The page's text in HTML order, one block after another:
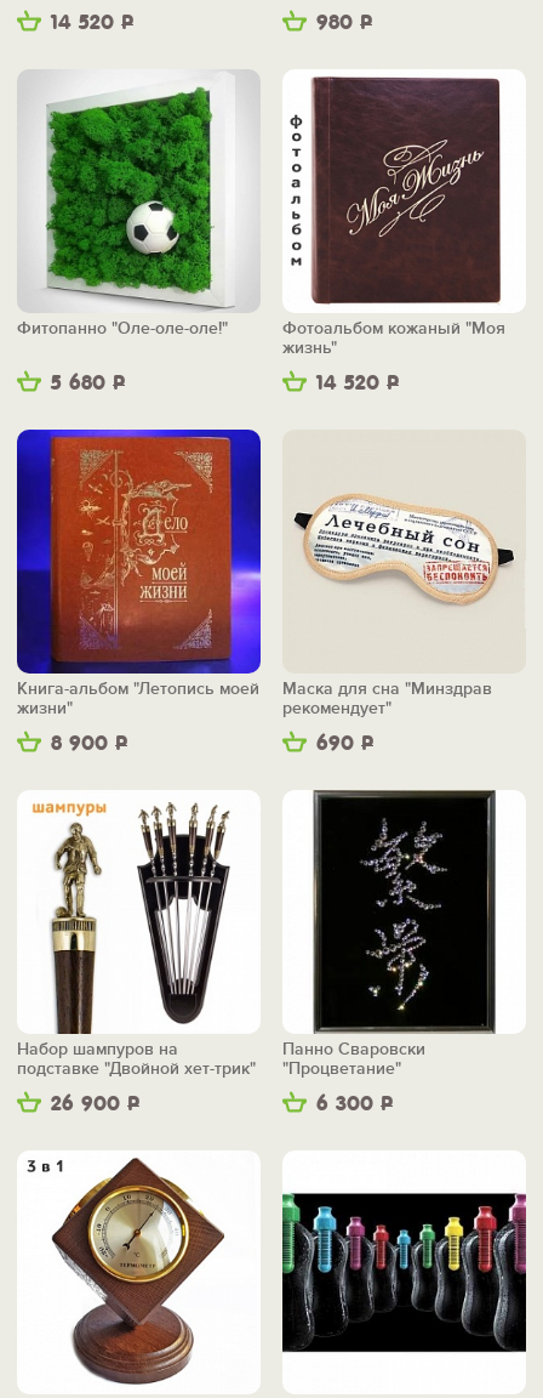
14 520 Р 980 Р
5 680 Р
Фитопанно "Оле-оле-оле!"
14 520 Р
Фотоальбом кожаный "Моя
жизнь"
8 900 Р
Книга-альбом "Летопись моей
жизни"
690 Р
Маска для сна "Минздрав
рекомендует"
26 900 Р
Набор шампуров на
подставке "Двойной хет-трик"
6 300 Р
Панно Сваровски
"Процветание"